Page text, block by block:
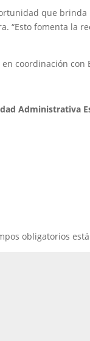
que
“Esto fomenta la
coordinación con
Administrativa
obligatorios